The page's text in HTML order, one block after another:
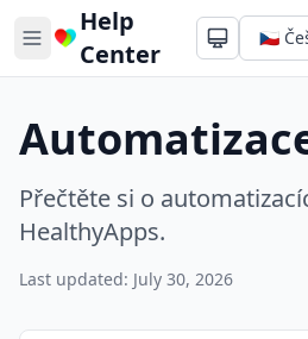
Help
Center
Přečtěte si o
HealthyApps.
Last updated: July 30, 2026